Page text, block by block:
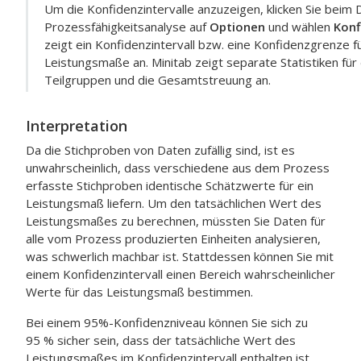
Um die Konfidenzintervalle anzuzeigen, klicken Sie beim
Prozessfähigkeitsanalyse auf Optionen und wählen
zeigt ein Konfidenzintervall bzw. eine Konfidenzgrenze
Leistungsmaße an. Minitab zeigt separate Statistiken
Teilgruppen und die Gesamtstreuung an.
Interpretation
Da die Stichproben von Daten zufällig sind, ist es
unwahrscheinlich, dass verschiedene aus dem Prozess
erfasste Stichproben identische Schätzwerte für ein
Leistungsmaß liefern. Um den tatsächlichen Wert des
Leistungsmaßes zu berechnen, müssten Sie Daten für
alle vom Prozess produzierten Einheiten analysieren,
was schwerlich machbar ist. Stattdessen können Sie mit
einem Konfidenzintervall einen Bereich wahrscheinlicher
Werte für das Leistungsmaß bestimmen.
Bei einem 95%-Konfidenzniveau können Sie sich zu
95 % sicher sein, dass der tatsächliche Wert des
Leistungsmaßes im Konfidenzintervall enthalten ist.